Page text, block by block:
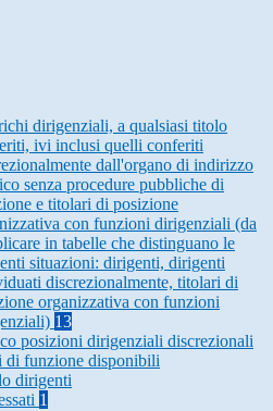
dirigenziali, a qualsiasi titolo
ivi inclusi quelli conferiti
dall'organo di indirizzo
senza procedure pubbliche di
e titolari di posizione
con funzioni dirigenziali (da
in tabelle che distinguano le
situazioni: dirigenti, dirigenti
discrezionalmente, titolari di
organizzativa con funzioni
13
posizioni dirigenziali discrezionali
di funzione disponibili
dirigenti
1